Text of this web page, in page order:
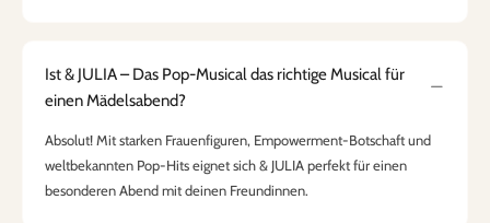
Ist & JULIA – Das Pop-Musical das richtige Musical für
einen Mädelsabend?
Absolut! Mit starken Frauenfiguren, Empowerment-Botschaft und
weltbekannten Pop-Hits eignet sich & JULIA perfekt für einen
besonderen Abend mit deinen Freundinnen.